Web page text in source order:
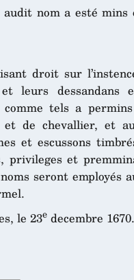
nom a esté
droit sur
leurs dessandans
tels a
et de chevallier, et
et escussons
et
seront employés
le 23e decembre 1670.